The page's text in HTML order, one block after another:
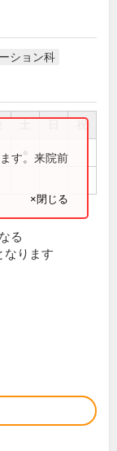
ション科
祝
す。来院前
×閉じる
る
なります